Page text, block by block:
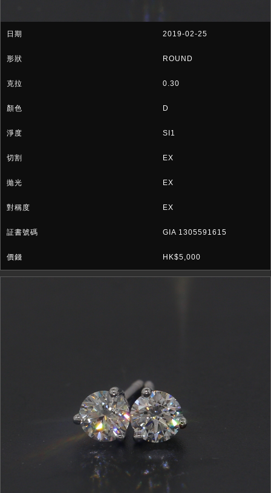
2019-02-25
ROUND
0.30
D
SI1
EX
EX
EX
GIA 1305591615
HK$5,000